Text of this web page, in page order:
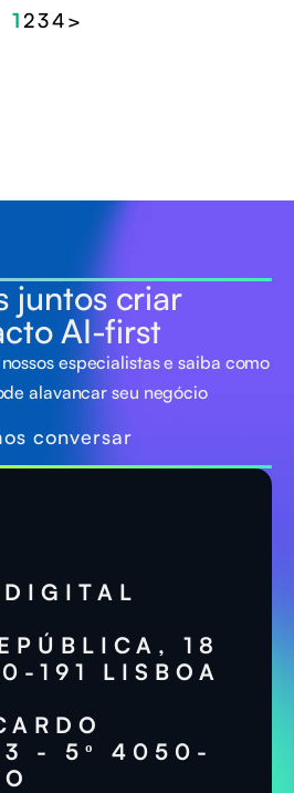
1 234>
juntos criar
AI-first
especialistas e saiba como
alavancar seu negócio
conversar
18
191 LISBOA
3 - 5º 4050-